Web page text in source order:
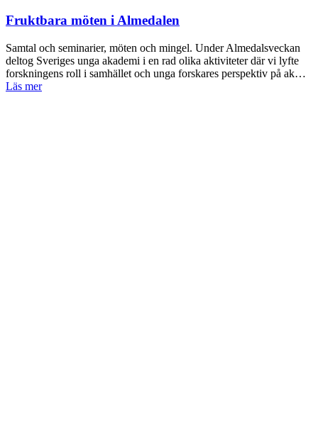
Fruktbara möten i Almedalen
Samtal och seminarier, möten och mingel. Under Almedalsveckan
deltog Sveriges unga akademi i en rad olika aktiviteter där vi lyfte
forskningens roll i samhället och unga forskares perspektiv på ak…
Läs mer